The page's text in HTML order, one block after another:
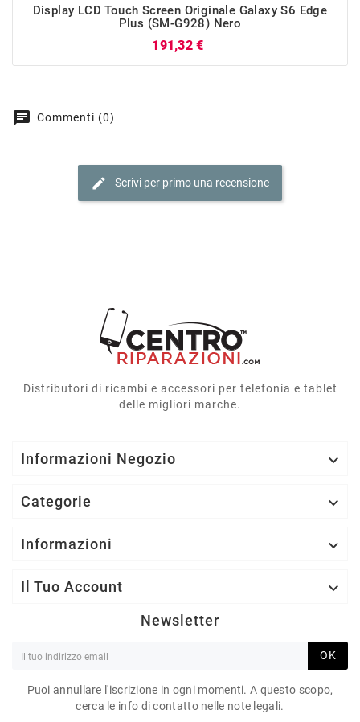
Display LCD Touch Screen Originale Galaxy S6 Edge
Plus (SM-G928) Nero
191,32 €
chat Commenti (0)
edit Scrivi per primo una recensione
Distributori di ricambi e accessori per telefonia e tablet
delle migliori marche.
Informazioni Negozio 
Categorie 
Informazioni 
Il Tuo Account 
Newsletter
OK
Puoi annullare l'iscrizione in ogni momenti. A questo scopo,
cerca le info di contatto nelle note legali.